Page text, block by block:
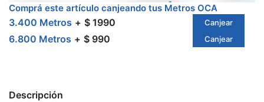
Comprá este artículo canjeando tus Metros OCA
3.400 Metros $ 1990 Canjear
6.800 Metros $ 990 Canjear
Descripción